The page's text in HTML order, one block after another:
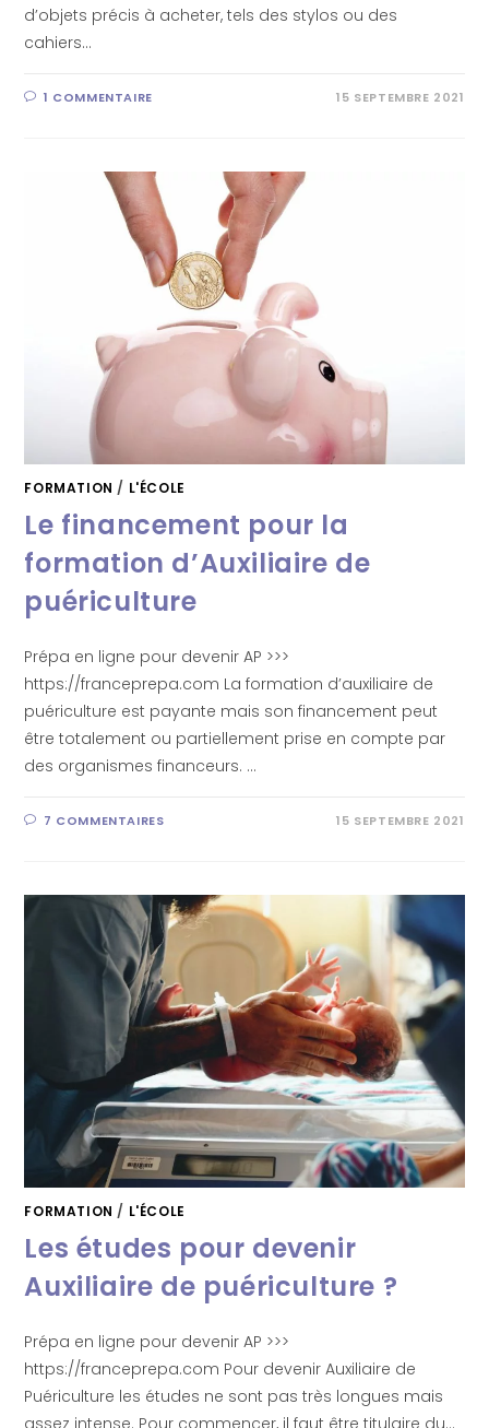
d’objets précis à acheter, tels des stylos ou des
cahiers…
1 COMMENTAIRE 15 SEPTEMBRE 2021
FORMATION / L'ÉCOLE
Le financement pour la
formation d’Auxiliaire de
puériculture
Prépa en ligne pour devenir AP >>>
https://franceprepa.com La formation d’auxiliaire de
puériculture est payante mais son financement peut
être totalement ou partiellement prise en compte par
des organismes financeurs. …
7 COMMENTAIRES 15 SEPTEMBRE 2021
FORMATION / L'ÉCOLE
Les études pour devenir
Auxiliaire de puériculture ?
Prépa en ligne pour devenir AP >>>
https://franceprepa.com Pour devenir Auxiliaire de
Puériculture les études ne sont pas très longues mais
assez intense. Pour commencer, il faut être titulaire du…